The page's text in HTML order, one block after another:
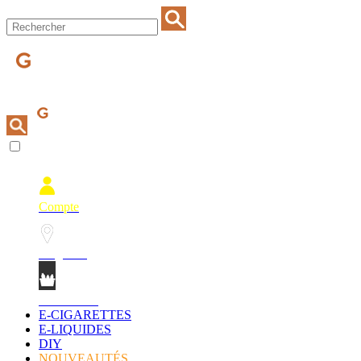
Compte
E-CIGARETTES
E-LIQUIDES
DIY
NOUVEAUTÉS